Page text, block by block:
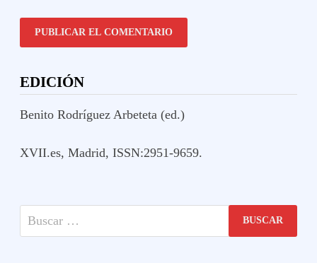
EDICIÓN
Benito Rodríguez Arbeteta (ed.)
XVII.es, Madrid, ISSN:2951-9659.
Buscar: